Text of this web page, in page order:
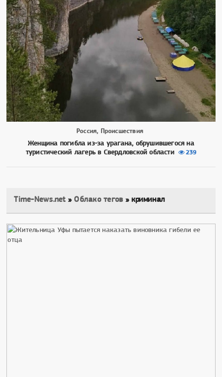
Россия, Происшествия
Женщина погибла из-за урагана, обрушившегося на
туристический лагерь в Свердловской области
239
Time-News.net» Облако тегов » криминал